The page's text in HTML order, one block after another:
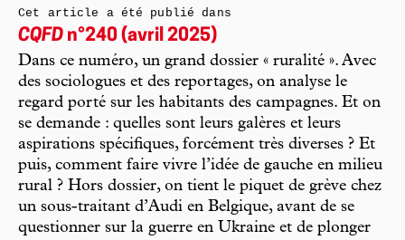
Cet article a été publié dans
CQFD n°240 (avril 2025)
Dans ce numéro, un grand dossier « ruralité ». Avec
des sociologues et des reportages, on analyse le
regard porté sur les habitants des campagnes. Et on
se demande : quelles sont leurs galères et leurs
aspirations spécifiques, forcément très diverses ? Et
puis, comment faire vivre l’idée de gauche en milieu
rural ? Hors dossier, on tient le piquet de grève chez
un sous-traitant d’Audi en Belgique, avant de se
questionner sur la guerre en Ukraine et de plonger